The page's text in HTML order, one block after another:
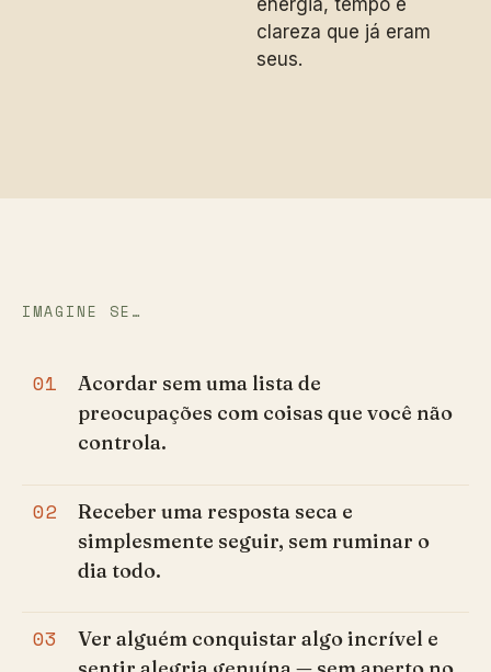
clareza que já eram
seus.
IMAGINE SE…
01
Acordar sem uma lista de
preocupações com coisas que você não
controla.
02
Receber uma resposta seca e
simplesmente seguir, sem ruminar o
dia todo.
03
Ver alguém conquistar algo incrível e